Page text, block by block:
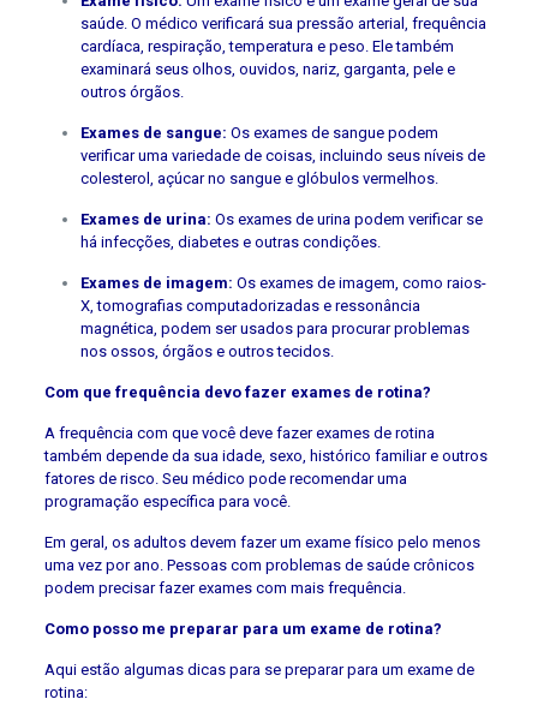
saúde. O médico verificará sua pressão arterial, frequência
cardíaca, respiração, temperatura e peso. Ele também
examinará seus olhos, ouvidos, nariz, garganta, pele e
outros órgãos.
Exames de sangue: Os exames de sangue podem
verificar uma variedade de coisas, incluindo seus níveis de
colesterol, açúcar no sangue e glóbulos vermelhos.
Exames de urina: Os exames de urina podem verificar se
há infecções, diabetes e outras condições.
Exames de imagem: Os exames de imagem, como raios-
X, tomografias computadorizadas e ressonância
magnética, podem ser usados ​​para procurar problemas
nos ossos, órgãos e outros tecidos.
Com que frequência devo fazer exames de rotina?
A frequência com que você deve fazer exames de rotina
também depende da sua idade, sexo, histórico familiar e outros
fatores de risco. Seu médico pode recomendar uma
programação específica para você.
Em geral, os adultos devem fazer um exame físico pelo menos
uma vez por ano. Pessoas com problemas de saúde crônicos
podem precisar fazer exames com mais frequência.
Como posso me preparar para um exame de rotina?
Aqui estão algumas dicas para se preparar para um exame de
rotina: